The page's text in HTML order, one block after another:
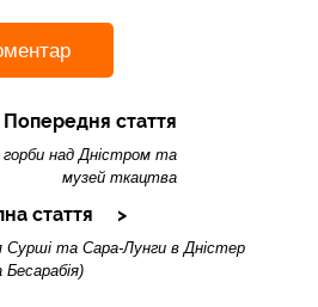
Попередня стаття
над Дністром та
музей ткацтва
стаття
Сурші та Сара-Лунги в Дністер
Бесарабія)